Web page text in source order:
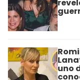
uno